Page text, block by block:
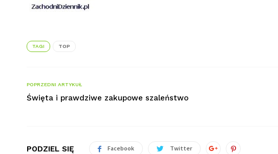
TAGI TOP
POPRZEDNI ARTYKUŁ
Święta i prawdziwe zakupowe szaleństwo
PODZIEL SIĘ Facebook Twitter